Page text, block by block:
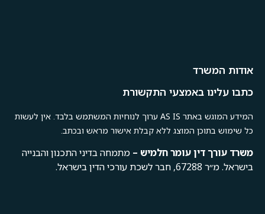
אודות המשרד
כתבו עלינו באמצעי התקשורת
המידע המוגש באתר AS IS ערוך לנוחיות המשתמש בלבד. אין לעשות
כל שימוש בתוכן המוצג ללא קבלת אישור מראש ובכתב.
משרד עורךדיןעומרחלמיש – מתמחה בדיני התכנון והבנייה
בישראל. מ״ר 67288, חבר לשכת עורכי הדין בישראל.